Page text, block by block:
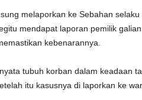
melaporkan ke Sebahan
mendapat laporan pemilik
kebenarannya.
tubuh korban dalam keadaan
itu kasusnya di laporkan ke